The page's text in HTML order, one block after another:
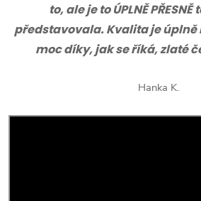
to, ale je to ÚPLNĚ
představovala. Kvalita je úplně
moc díky, jak se říká, zlaté
Hanka K.